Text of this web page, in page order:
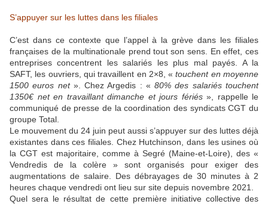
S’appuyer sur les luttes dans les filiales
C’est dans ce contexte que l’appel à la grève dans les filiales
françaises de la multinationale prend tout son sens. En effet, ces
entreprises concentrent les salariés les plus mal payés. A la
SAFT, les ouvriers, qui travaillent en 2×8, « touchent en moyenne
1500 euros net». Chez Argedis : «80% des salariés touchent
1350€ net en travaillant dimanche et jours fériés», rappelle le
communiqué de presse de la coordination des syndicats CGT du
groupe Total.
Le mouvement du 24 juin peut aussi s’appuyer sur des luttes déjà
existantes dans ces filiales. Chez Hutchinson, dans les usines où
la CGT est majoritaire, comme à Segré (Maine-et-Loire), des «
Vendredis de la colère » sont organisés pour exiger des
augmentations de salaire. Des débrayages de 30 minutes à 2
heures chaque vendredi ont lieu sur site depuis novembre 2021.
Quel sera le résultat de cette première initiative collective des